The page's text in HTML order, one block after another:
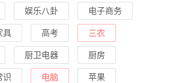
娱乐八卦 电子商务
具 高考 三农
厨卫电器 厨房
识 电脑 苹果